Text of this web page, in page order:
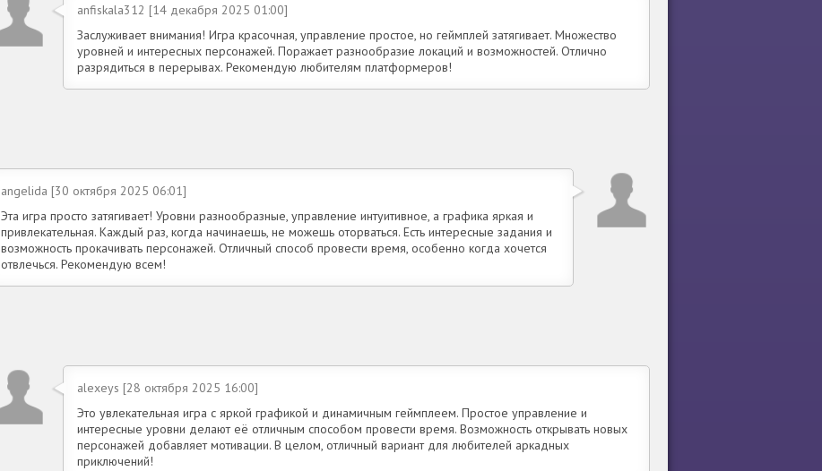
anfiskala312 [14 декабря 2025 01:00]
Заслуживает внимания! Игра красочная, управление простое, но геймплей затягивает. Множество
уровней и интересных персонажей. Поражает разнообразие локаций и возможностей. Отлично
разрядиться в перерывах. Рекомендую любителям платформеров!
angelida [30 октября 2025 06:01]
Эта игра просто затягивает! Уровни разнообразные, управление интуитивное, а графика яркая и
привлекательная. Каждый раз, когда начинаешь, не можешь оторваться. Есть интересные задания и
возможность прокачивать персонажей. Отличный способ провести время, особенно когда хочется
отвлечься. Рекомендую всем!
alexeys [28 октября 2025 16:00]
Это увлекательная игра с яркой графикой и динамичным геймплеем. Простое управление и
интересные уровни делают её отличным способом провести время. Возможность открывать новых
персонажей добавляет мотивации. В целом, отличный вариант для любителей аркадных
приключений!